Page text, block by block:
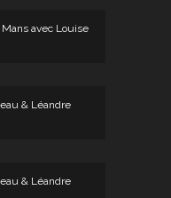
avec Louise
& Léandre
& Léandre